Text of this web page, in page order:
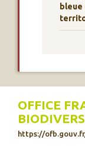
bleue
OFFICE
https://